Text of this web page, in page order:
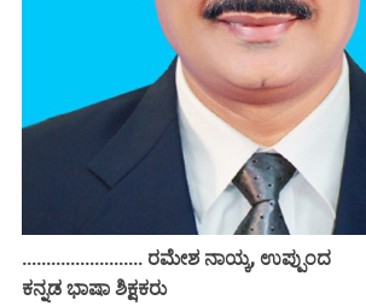
......................... ರಮೇಶ ನಾಯ್ಕ, ಉಪ್ಪುಂದ
ಕನ್ನಡ ಭಾಷಾ ಶಿಕ್ಷಕರು